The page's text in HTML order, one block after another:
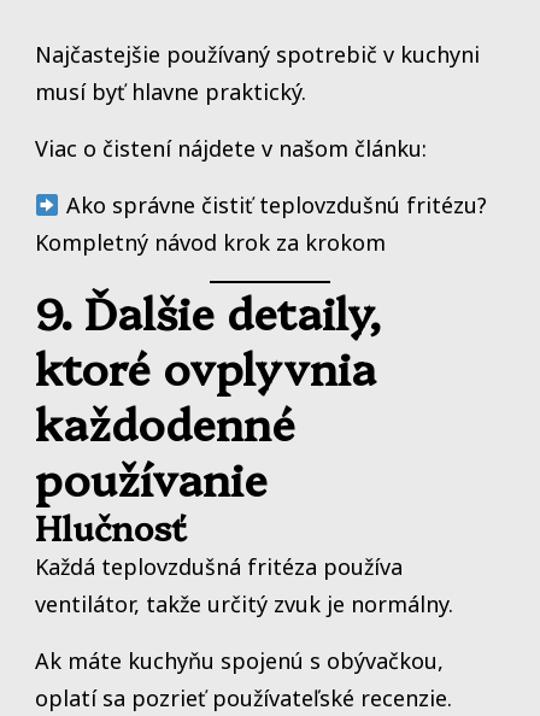
Najčastejšie používaný spotrebič v kuchyni
musí byť hlavne praktický.
Viac o čistení nájdete v našom článku:
Ako správne čistiť teplovzdušnú fritézu?
Kompletný návod krok za krokom
9. Ďalšie detaily,
ktoré ovplyvnia
každodenné
používanie
Hlučnosť
Každá teplovzdušná fritéza používa
ventilátor, takže určitý zvuk je normálny.
Ak máte kuchyňu spojenú s obývačkou,
oplatí sa pozrieť používateľské recenzie.